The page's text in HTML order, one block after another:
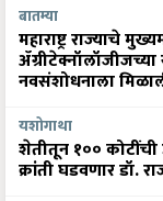
बातम्या
महाराष्ट्र राज्याचे
नवसंशोधनाला
यशोगाथा
शेतीतून १००
क्रांती घडवणार डॉ.